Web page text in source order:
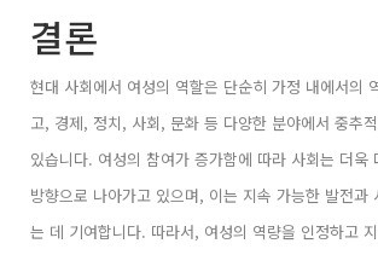
결론
현대 사회에서 여성의 역할은 단순히 가정 내에서의
고, 경제, 정치, 사회, 문화 등 다양한 분야에서 중추
있습니다. 여성의 참여가 증가함에 따라 사회는 더욱
방향으로 나아가고 있으며, 이는 지속 가능한 발전과
는 데 기여합니다. 따라서, 여성의 역량을 인정하고